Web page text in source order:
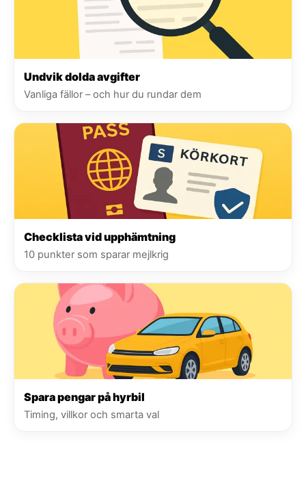
Undvik dolda avgifter
Vanliga fällor – och hur du rundar dem
Checklista vid upphämtning
10 punkter som sparar mejlkrig
Spara pengar på hyrbil
Timing, villkor och smarta val